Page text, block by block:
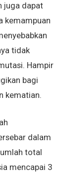
juga dapat
kemampuan
tidak
Hampir
bagi
kematian.
dalam
total
mencapai 3